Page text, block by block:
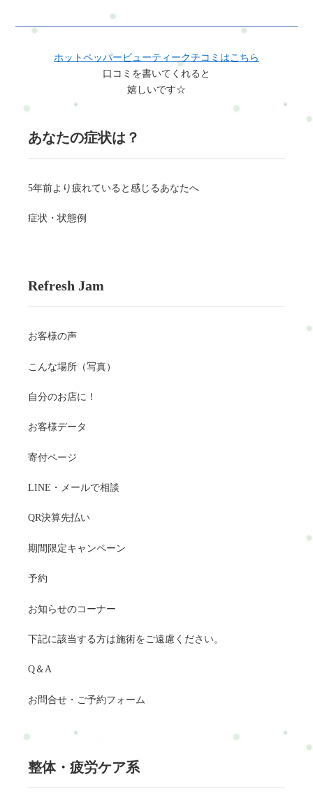
ホットペッパービューティークチコミはこちら
口コミを書いてくれると
嬉しいです☆
あなたの症状は？
5年前より疲れていると感じるあなたへ
症状・状態例
Refresh Jam
お客様の声
こんな場所（写真）
自分のお店に！
お客様データ
寄付ページ
LINE・メールで相談
QR決算先払い
期間限定キャンペーン
予約
お知らせのコーナー
下記に該当する方は施術をご遠慮ください。
Q＆A
お問合せ・ご予約フォーム
整体・疲労ケア系